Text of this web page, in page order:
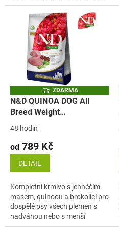
Z
D
A
R
M
ZDARMA
N&D QUINOA DOG All
Breed Weight
Management Lamb &
brokolice)
48 hodin
od 789 Kč
DETAIL
Kompletní krmivo s jehněčím
masem, quinoou a brokolící pro
dospělé psy všech plemen s
nadváhou nebo s menší
pohybovou aktivitou.